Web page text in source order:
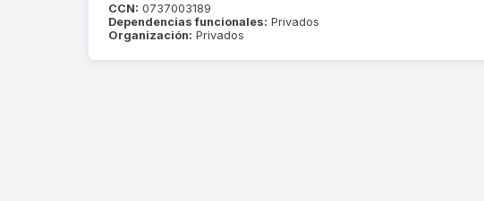
CCN: 0737003189
Dependencias funcionales: Privados
Organización: Privados